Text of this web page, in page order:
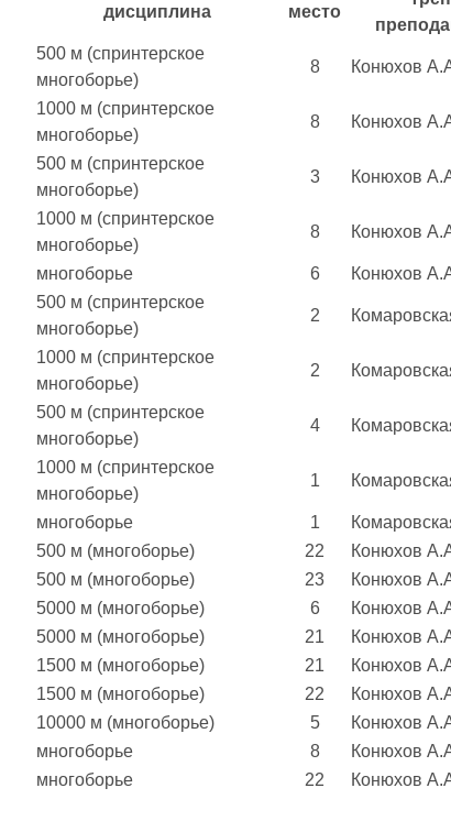
дисциплина место
500 м (спринтерское
многоборье)
8 Конюхов
1000 м (спринтерское
многоборье)
8 Конюхов
500 м (спринтерское
многоборье)
3 Конюхов
1000 м (спринтерское
многоборье)
8 Конюхов
многоборье 6 Конюхов
500 м (спринтерское
многоборье)
2
1000 м (спринтерское
многоборье)
2
500 м (спринтерское
многоборье)
4
1000 м (спринтерское
многоборье)
1
многоборье 1
500 м (многоборье) 22
Конюхов
500 м (многоборье) 23
Конюхов
5000 м (многоборье) 6
Конюхов
5000 м (многоборье) 21
Конюхов
1500 м (многоборье) 21
Конюхов
1500 м (многоборье) 22
Конюхов
10000 м (многоборье) 5
Конюхов
многоборье 8
Конюхов
многоборье 22 Конюхов